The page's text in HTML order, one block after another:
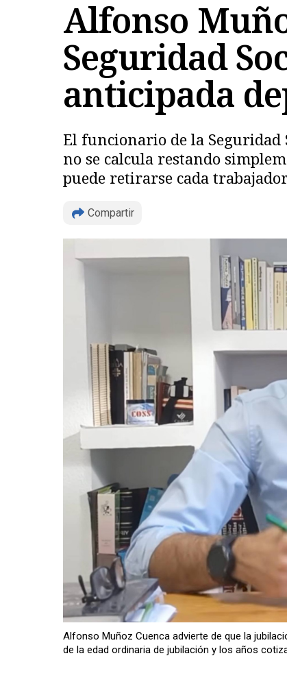
Alfonso
Seguridad
anticipada
El funcionario de la Seguridad
no se calcula restando
puede retirarse cada
Compartir
Alfonso Muñoz Cuenca advierte de que la
de la edad ordinaria de jubilación y los años